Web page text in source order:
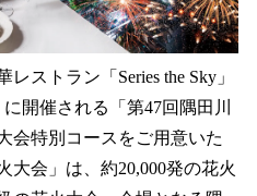
ストラン「Series the Sky」
開催される「第47回隅⽥川
会特別コースをご⽤意いた
⼤会」は、約20,000発の花⽕